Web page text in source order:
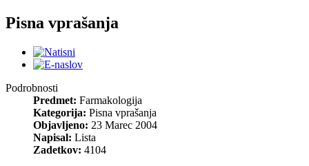
Pisna vprašanja
Podrobnosti
Predmet: Farmakologija
Kategorija: Pisna vprašanja
Objavljeno: 23 Marec 2004
Napisal: Lista
Zadetkov: 4104